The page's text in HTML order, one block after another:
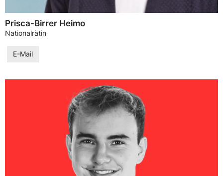
Prisca-Birrer Heimo
Nationalrätin
E-Mail